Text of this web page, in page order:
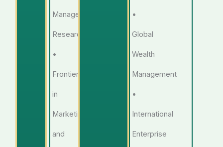
Management
Research
•
Frontiers
in
Marketing
and
•
Global
Wealth
Management
•
International
Enterprise